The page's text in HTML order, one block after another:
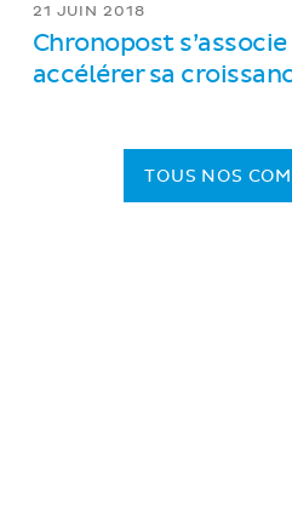
21 JUIN 2018
Chronopost
accélérer sa
TOUS NOS